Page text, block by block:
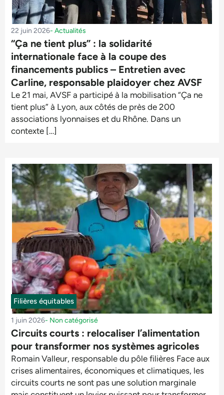
22 juin 2026- Actualités
“Ça ne tient plus” : la solidarité
internationale face à la coupe des
financements publics – Entretien avec
Carline, responsable plaidoyer chez AVSF
Le 21 mai, AVSF a participé à la mobilisation “Ça ne
tient plus” à Lyon, aux côtés de près de 200
associations lyonnaises et du Rhône. Dans un
contexte […]
Filières équitables
1 juin 2026- Non catégorisé
Circuits courts : relocaliser l’alimentation
pour transformer nos systèmes agricoles
Romain Valleur, responsable du pôle filières Face aux
crises alimentaires, économiques et climatiques, les
circuits courts ne sont pas une solution marginale